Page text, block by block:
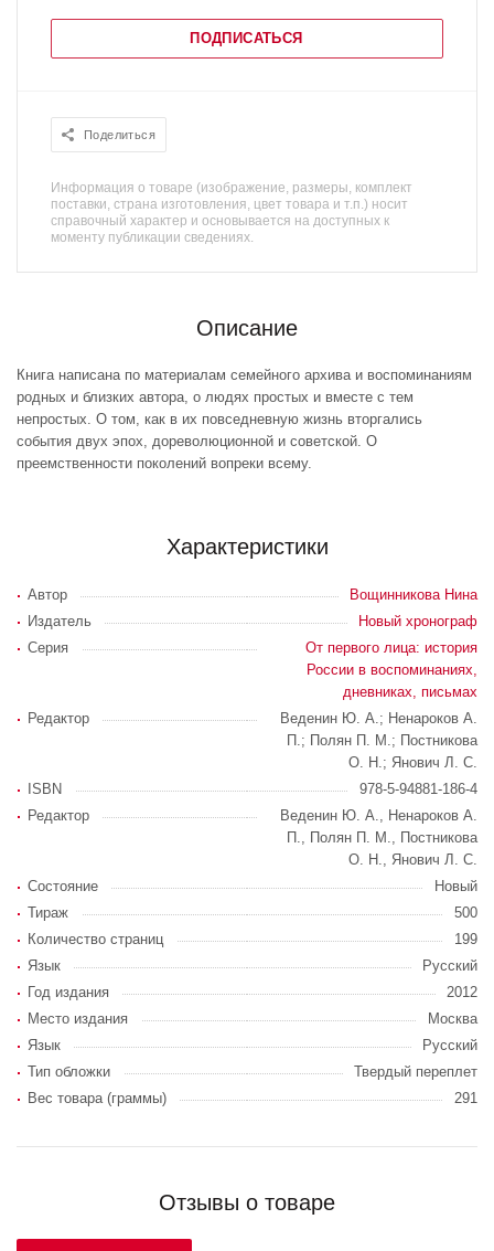
ПОДПИСАТЬСЯ
Поделиться
Информация о товаре (изображение, размеры, комплект
поставки, страна изготовления, цвет товара и т.п.) носит
справочный характер и основывается на доступных к
моменту публикации сведениях.
Описание
Книга написана по материалам семейного архива и воспоминаниям
родных и близких автора, о людях простых и вместе с тем
непростых. О том, как в их повседневную жизнь вторгались
события двух эпох, дореволюционной и советской. О
преемственности поколений вопреки всему.
Характеристики
Автор
Вощинникова Нина
Издатель
Новый хронограф
Серия
От первого лица: история
России в воспоминаниях,
дневниках, письмах
Редактор
Веденин Ю. А.; Ненароков А.
П.; Полян П. М.; Постникова
О. Н.; Янович Л. С.
ISBN
978-5-94881-186-4
Редактор
Веденин Ю. А., Ненароков А.
П., Полян П. М., Постникова
О. Н., Янович Л. С.
Состояние
Новый
Тираж
500
Количество страниц
199
Язык
Русский
Год издания
2012
Место издания
Москва
Язык
Русский
Тип обложки
Твердый переплет
Вес товара (граммы)
291
Отзывы о товаре